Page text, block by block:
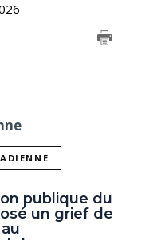
publique du
un grief de